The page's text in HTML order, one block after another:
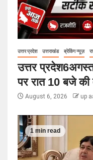
उत्तर प्रदेश उत्तराखंड ब्रेकिंग न्यूज़
उत्तर
पर रात 10
August 6, 2026 up
1 min read